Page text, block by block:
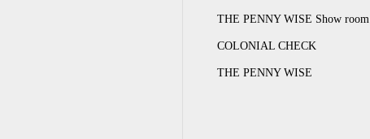
THE PENNY WISE Show room
COLONIAL CHECK
THE PENNY WISE